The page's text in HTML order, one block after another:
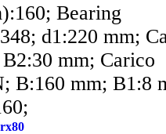
Bearing
d1:220 mm;
mm; Carico
B:160 mm; B1:8